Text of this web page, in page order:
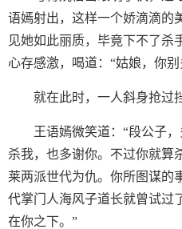
语嫣射出，这样一个娇滴滴的
见她如此丽质，毕竟下不了杀
心存感激，喝道：“姑娘，你
就在此时，一人斜身抢过
王语嫣微笑道：“段公子
杀我，也多谢你。不过你就算
莱两派世代为仇。你所图谋的
代掌门人海风子道长就曾试过
在你之下。”